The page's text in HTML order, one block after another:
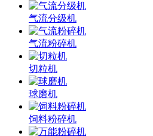
气流分级机
气流粉碎机
切粒机
球磨机
饲料粉碎机